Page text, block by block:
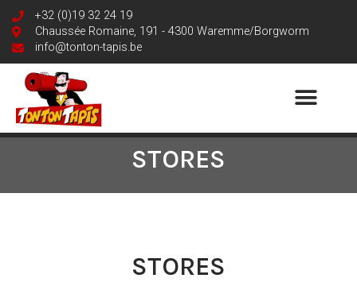
+32 (0)19 32 24 19
Chaussée Romaine, 191 - 4300 Waremme/Borgworm
info@tonton-tapis.be
STORES
STORES